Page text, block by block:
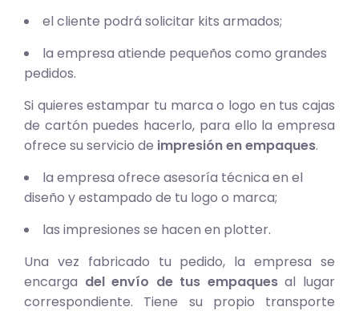
el cliente podrá solicitar kits armados;
la empresa atiende pequeños como grandes
pedidos.
Si quieres estampar tu marca o logo en tus cajas
de cartón puedes hacerlo, para ello la empresa
ofrece su servicio de impresión en empaques.
la empresa ofrece asesoría técnica en el
diseño y estampado de tu logo o marca;
las impresiones se hacen en plotter.
Una vez fabricado tu pedido, la empresa se
encarga del envío de tus empaquesal lugar
correspondiente. Tiene su propio transporte